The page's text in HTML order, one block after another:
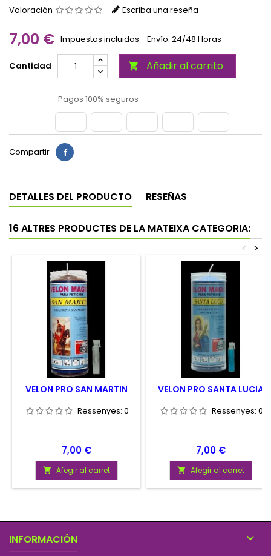
Valoración Escriba una reseña
7,00 € Impuestos incluidos Envío: 24/48 Horas
Cantidad  Añadir al carrito
Pagos 100% seguros
Compartir
DETALLES DEL PRODUCTO RESEÑAS
16 ALTRES PRODUCTES DE LA MATEIXA CATEGORIA:
>
<
VELON PRO SAN MARTIN
Ressenyes: 0
Preu
7,00 €
 Afegir al carret
VELON PRO SANTA LUCIA
Ressenyes: 0
Preu
7,00 €
 Afegir al carret
INFORMACIÓN 